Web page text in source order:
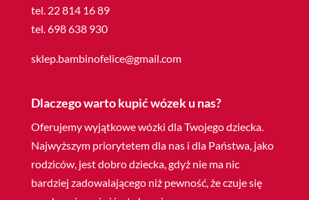
tel. 22 814 16 89
tel. 698 638 930
sklep.bambinofelice@gmail.com
Dlaczego warto kupić wózek u nas?
Oferujemy wyjątkowe wózki dla Twojego dziecka.
Najwyższym priorytetem dla nas i dla Państwa, jako
rodziców, jest dobro dziecka, gdyż nie ma nic
bardziej zadowalającego niż pewność, że czuje się